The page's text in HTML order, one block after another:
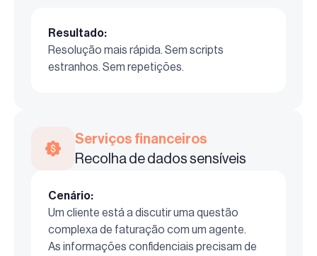
Resultado:
Resolução mais rápida. Sem scripts
estranhos. Sem repetições.
Serviços financeiros
Recolha de dados sensíveis
Cenário:
Um cliente está a discutir uma questão
complexa de faturação com um agente.
As informações confidenciais precisam de